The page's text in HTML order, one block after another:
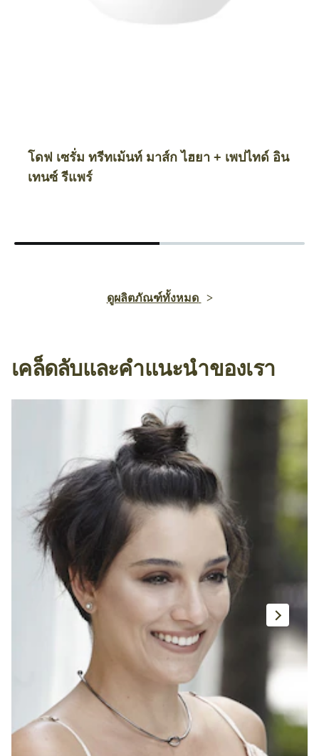
โดฟ เซรั่ม ทรีทเม้นท์ มาส์ก ไฮยา + เพปไทด์ อิน
เทนซ์ รีแพร์
ดูผลิตภัณฑ์ทั้งหมด
เคล็ดลับและคำแนะนำของเรา